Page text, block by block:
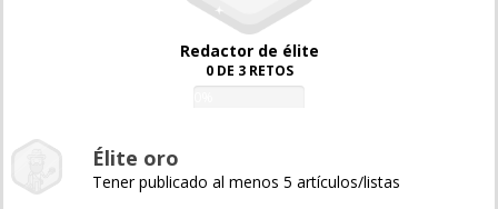
Redactor de élite
0 DE 3 RETOS
Élite oro
Tener publicado al menos 5 artículos/listas